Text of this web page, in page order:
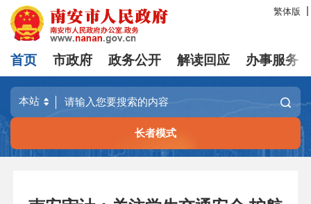
繁体版
首页 市政府 政务公开 解读回应 办事服务
长者模式